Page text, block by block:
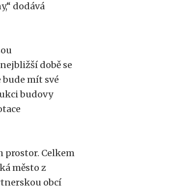
dodává
době se
bude mít své
budovy
prostor. Celkem
město z
obcí